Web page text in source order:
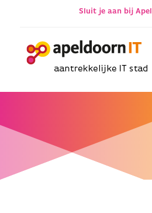
Sluit je aan bij